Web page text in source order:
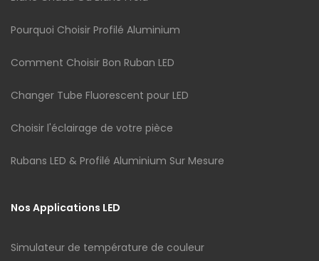
Pourquoi Choisir Profilé Aluminium
Comment Choisir Bon Ruban LED
Changer Tube Fluorescent pour LED
Choisir l'éclairage de votre pièce
Rubans LED & Profilé Aluminium Sur Mesure
Nos Applications LED
Simulateur de température de couleur